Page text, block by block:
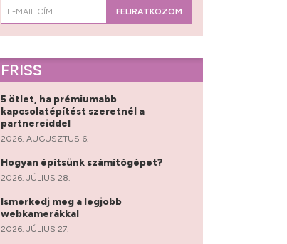
FELIRATKOZOM
FRISS
5 ötlet, ha prémiumabb
kapcsolatépítést szeretnél a
partnereiddel
2026. AUGUSZTUS 6.
Hogyan építsünk számítógépet?
2026. JÚLIUS 28.
Ismerkedj meg a legjobb
webkamerákkal
2026. JÚLIUS 27.